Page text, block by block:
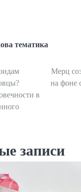
тематика
в
Мерц
на фоне
записи